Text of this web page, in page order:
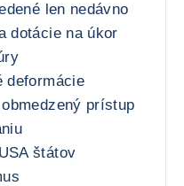
len nedávno
dotácie na úkor
deformácie
prístup
štátov